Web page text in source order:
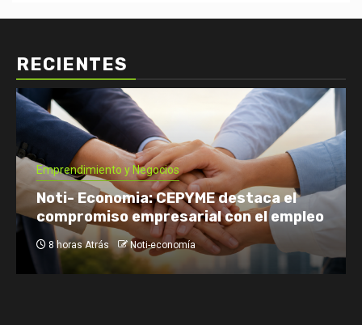
RECIENTES
Economía: Noticias
Emprendimiento y Negocios
Finanzas: Noticias y Consejos Inversiones
Tomás Rebord EN VIVO: dónde verlo, a
qué hora y por qué es tendencia
1 día Atrás Noti-economía